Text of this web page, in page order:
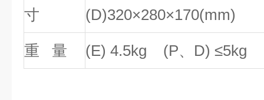
寸 (D)320×280×170(mm)
重 量 (E) 4.5kg (P、 D) ≤5kg